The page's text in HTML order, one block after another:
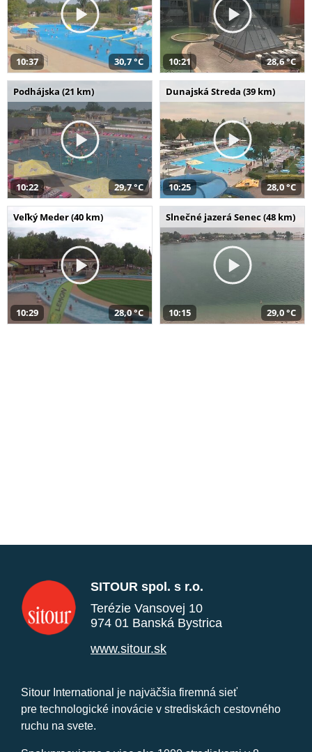
10:37 30,7 °C 10:21 28,6 °C
Podhájska (21 km)
10:22 29,7 °C
Dunajská Streda (39 km)
10:25 28,0 °C
Veľký Meder (40 km)
10:29 28,0 °C
Slnečné jazerá Senec (48 km)
10:15 29,0 °C
SITOUR spol. s r.o.
Terézie Vansovej 10
974 01 Banská Bystrica
www.sitour.sk
Sitour International je najväčšia firemná sieť
pre technologické inovácie v strediskách cestovného
ruchu na svete.